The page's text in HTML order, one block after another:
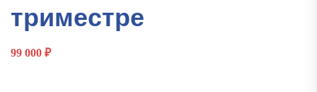
триместре
99 000 ₽